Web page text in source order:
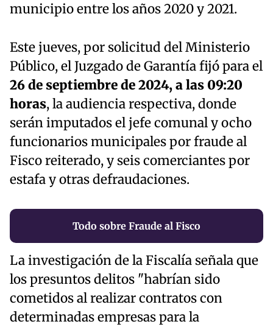
municipio entre los años 2020 y 2021.
Este jueves, por solicitud del Ministerio
Público, el Juzgado de Garantía fijó para el
26 de septiembre de 2024, a las 09:20
horas, la audiencia respectiva, donde
serán imputados el jefe comunal y ocho
funcionarios municipales por fraude al
Fisco reiterado, y seis comerciantes por
estafa y otras defraudaciones.
Todo sobre Fraude al Fisco
La investigación de la Fiscalía señala que
los presuntos delitos "habrían sido
cometidos al realizar contratos con
determinadas empresas para la